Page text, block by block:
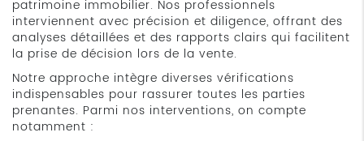
patrimoine immobilier. Nos professionnels
interviennent avec précision et diligence, offrant des
analyses détaillées et des rapports clairs qui facilitent
la prise de décision lors de la vente.
Notre approche intègre diverses vérifications
indispensables pour rassurer toutes les parties
prenantes. Parmi nos interventions, on compte
notamment :